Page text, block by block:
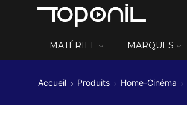
MATÉRIEL MARQUES
Accueil Produits Home-Cinéma